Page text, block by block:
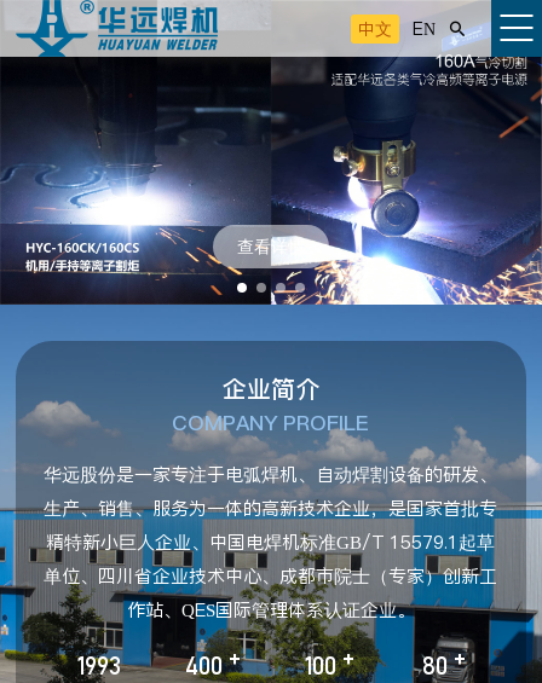
中文 EN 
查看详情
企业简介
COMPANY PROFILE
华远股份是一家专注于电弧焊机、自动焊割设备的研发、
生产、销售、服务为一体的高新技术企业，是国家首批专
精特新小巨人企业、中国电焊机标准GB/T 15579.1起草
单位、四川省企业技术中心、成都市院士（专家）创新工
作站、QES国际管理体系认证企业。
1993 400 + 100 + 80 +